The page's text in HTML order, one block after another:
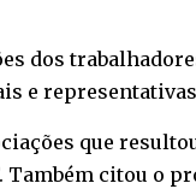
dos
e
que
citou o